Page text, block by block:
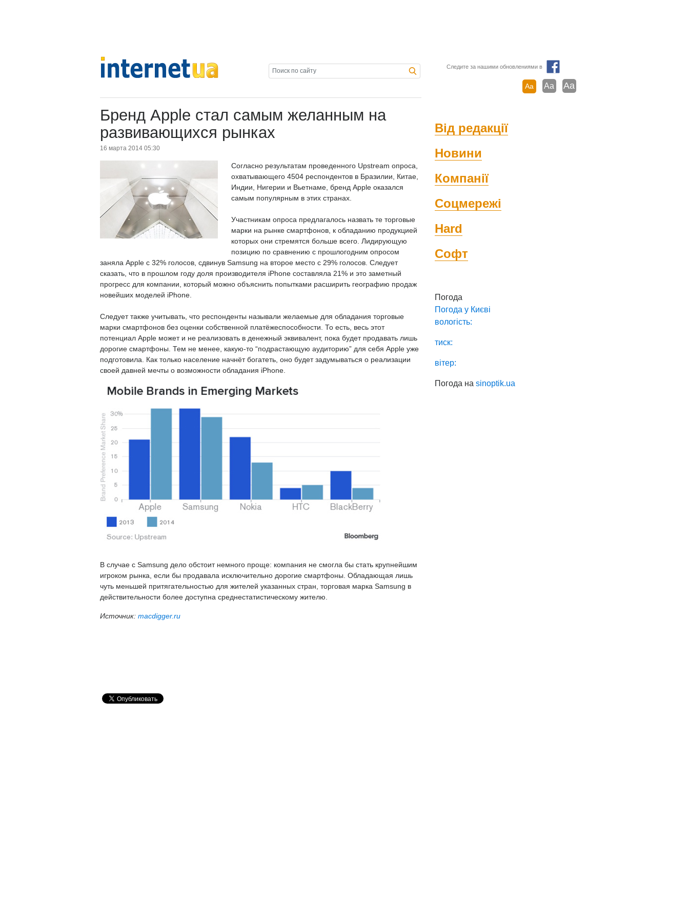
Следите за нашими обновлениями в
Aa Aa Aa
Бренд Apple стал самым желанным на
развивающихся рынках
16 марта 2014 05:30
Согласно результатам проведенного Upstream опроса,
охватывающего 4504 респондентов в Бразилии, Китае,
Индии, Нигерии и Вьетнаме, бренд Apple оказался
самым популярным в этих странах.
Участникам опроса предлагалось назвать те торговые
марки на рынке смартфонов, к обладанию продукцией
которых они стремятся больше всего. Лидирующую
позицию по сравнению с прошлогодним опросом
заняла Apple с 32% голосов, сдвинув Samsung на второе место с 29% голосов. Следует
сказать, что в прошлом году доля производителя iPhone составляла 21% и это заметный
прогресс для компании, который можно объяснить попытками расширить географию продаж
новейших моделей iPhone.
Следует также учитывать, что респонденты называли желаемые для обладания торговые
марки смартфонов без оценки собственной платёжеспособности. То есть, весь этот
потенциал Apple может и не реализовать в денежный эквивалент, пока будет продавать лишь
дорогие смартфоны. Тем не менее, какую-то “подрастающую аудиторию” для себя Apple уже
подготовила. Как только население начнёт богатеть, оно будет задумываться о реализации
своей давней мечты о возможности обладания iPhone.
В случае с Samsung дело обстоит немного проще: компания не смогла бы стать крупнейшим
игроком рынка, если бы продавала исключительно дорогие смартфоны. Обладающая лишь
чуть меньшей притягательностью для жителей указанных стран, торговая марка Samsung в
действительности более доступна среднестатистическому жителю.
Источник: macdigger.ru
Від редакції
Новини
Компанії
Соцмережі
Hard
Софт
Погода
Погода у Києві
вологість:
тиск:
вітер:
Погода наsinoptik.ua